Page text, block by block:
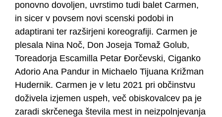
ponovno dovoljen, uvrstimo tudi balet Carmen,
in sicer v povsem novi scenski podobi in
adaptirani ter razširjeni koreografiji. Carmen je
plesala Nina Noč, Don Joseja Tomaž Golub,
Toreadorja Escamilla Petar Đorčevski, Ciganko
Adorio Ana Pandur in Michaelo Tijuana Križman
Hudernik. Carmen je v letu 2021 pri občinstvu
doživela izjemen uspeh, več obiskovalcev pa je
zaradi skrčenega števila mest in neizpolnjevanja